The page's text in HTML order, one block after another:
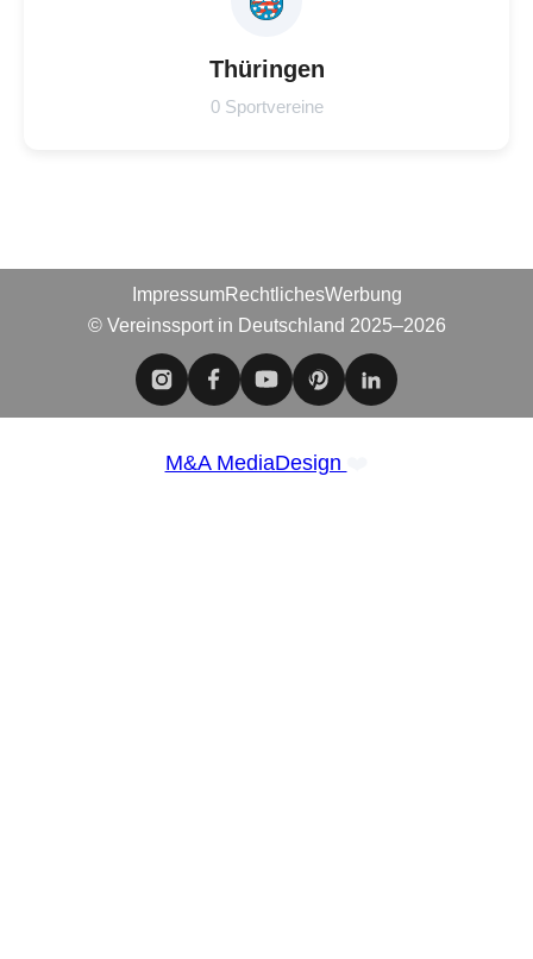
Thüringen
0 Sportvereine
ImpressumRechtlichesWerbung
© Vereinssport in Deutschland 2025–2026
M&A MediaDesign